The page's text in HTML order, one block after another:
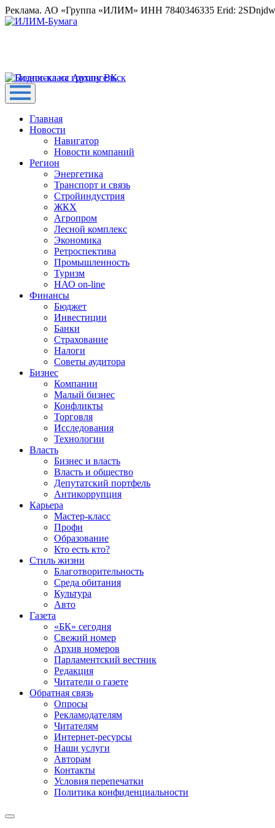
Реклама. АО «Группа «ИЛИМ» ИНН 7840346335 Erid:
Главная
Новости
Навигатор
Новости компаний
Регион
Энергетика
Транспорт и связь
Стройиндустрия
ЖКХ
Агропром
Лесной комплекс
Экономика
Ретроспектива
Промышленность
Туризм
НАО on-line
Финансы
Бюджет
Инвестиции
Банки
Страхование
Налоги
Советы аудитора
Бизнес
Компании
Малый бизнес
Конфликты
Торговля
Исследования
Технологии
Власть
Бизнес и власть
Власть и общество
Депутатский портфель
Антикоррупция
Карьера
Мастер-класс
Профи
Образование
Кто есть кто?
Стиль жизни
Благотворительность
Среда обитания
Культура
Авто
Газета
«БК» сегодня
Свежий номер
Архив номеров
Парламентский вестник
Редакция
Читатели о газете
Обратная связь
Опросы
Рекламодателям
Читателям
Интернет-ресурсы
Наши услуги
Авторам
Контакты
Условия перепечатки
Политика конфиденциальности